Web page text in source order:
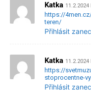
Katka 11.2.2024
https://
teren/
Přihlásit
Katka 11.2.2024
https://
stoprocentne-
Přihlásit